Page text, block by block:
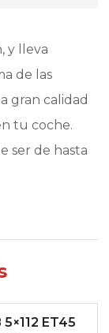
y lleva
de las
gran calidad
tu coche.
ser de hasta
ET45